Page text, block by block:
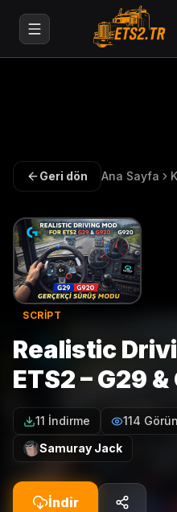
Geri dön Ana Sayfa
SCRIPT
Realistic
ETS2 – G29
11 İndirme 114
Samuray Jack
İndir